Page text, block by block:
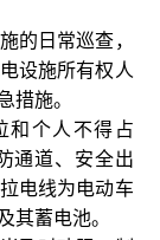
的日常巡查，
设施所有权人
措施。
和个人不得占
通道、安全出
电线为电动车
其蓄电池。